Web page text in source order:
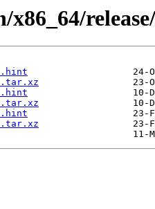
x86_64/